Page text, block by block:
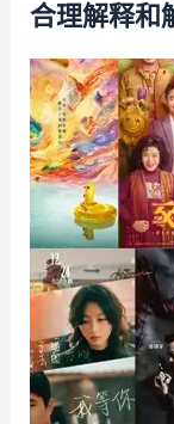
合理解释和